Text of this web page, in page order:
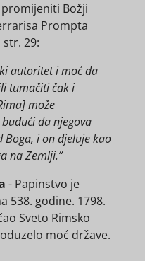
Božji
Prompta
str. 29:
autoritet i moć da
tumačiti čak i
može
da njegova
Boga, i on djeluje kao
na Zemlji.”
- Papinstvo je
538. godine. 1798.
Sveto Rimsko
moć države.